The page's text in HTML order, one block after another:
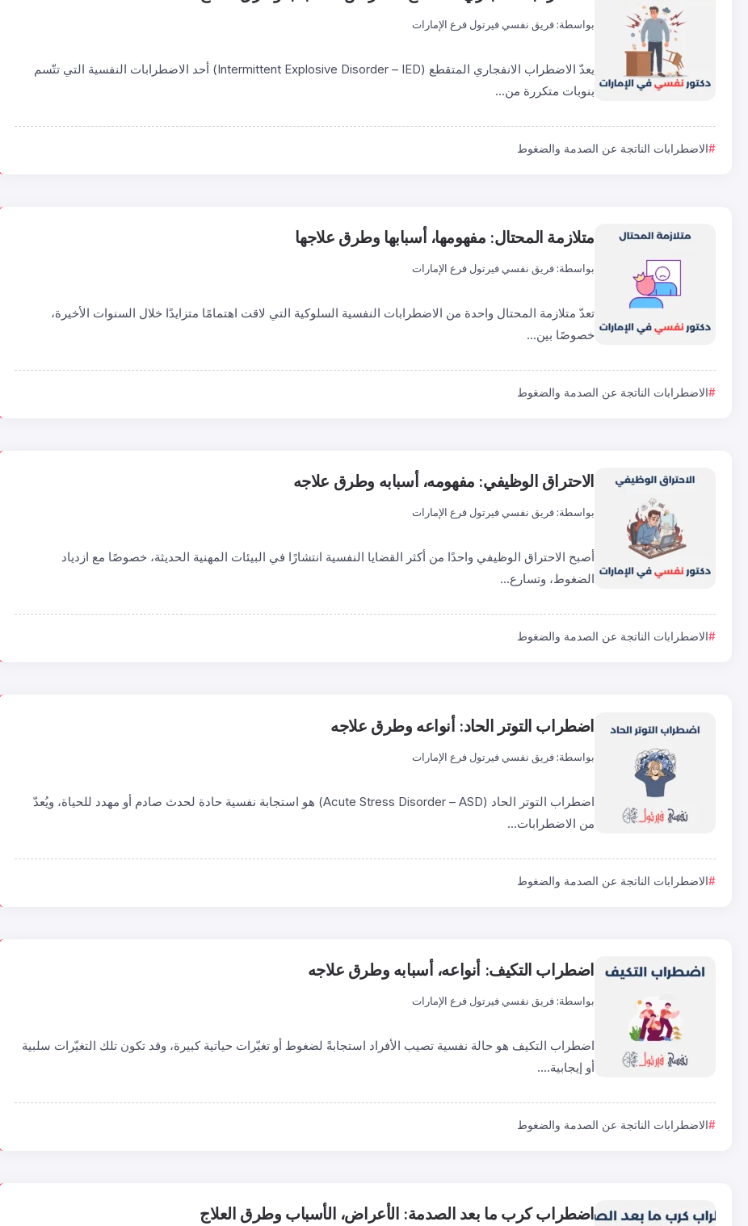
بواسطة: فريق نفسي فيرتول فرع الإمارات
يعدّ الاضطراب الانفجاري المتقطع (Intermittent Explosive Disorder – IED) أحد الاضطرابات النفسية التي تتّسم
بنوبات متكررة من...
الاضطرابات الناتجة عن الصدمة والضغوط
متلازمة المحتال: مفهومها، أسبابها وطرق علاجها
بواسطة: فريق نفسي فيرتول فرع الإمارات
تعدّ متلازمة المحتال واحدة من الاضطرابات النفسية السلوكية التي لاقت اهتمامًا متزايدًا خلال السنوات الأخيرة،
خصوصًا بين...
الاضطرابات الناتجة عن الصدمة والضغوط
الاحتراق الوظيفي: مفهومه، أسبابه وطرق علاجه
بواسطة: فريق نفسي فيرتول فرع الإمارات
أصبح الاحتراق الوظيفي واحدًا من أكثر القضايا النفسية انتشارًا في البيئات المهنية الحديثة، خصوصًا مع ازدياد
الضغوط، وتسارع...
الاضطرابات الناتجة عن الصدمة والضغوط
اضطراب التوتر الحاد: أنواعه وطرق علاجه
بواسطة: فريق نفسي فيرتول فرع الإمارات
اضطراب التوتر الحاد (Acute Stress Disorder – ASD) هو استجابة نفسية حادة لحدث صادم أو مهدد للحياة، ويُعدّ
من الاضطرابات...
الاضطرابات الناتجة عن الصدمة والضغوط
اضطراب التكيف: أنواعه، أسبابه وطرق علاجه
بواسطة: فريق نفسي فيرتول فرع الإمارات
اضطراب التكيف هو حالة نفسية تصيب الأفراد استجابةً لضغوط أو تغيّرات حياتية كبيرة، وقد تكون تلك التغيّرات سلبية
أو إيجابية....
الاضطرابات الناتجة عن الصدمة والضغوط
اضطراب كرب ما بعد الصدمة: الأعراض، الأسباب وطرق العلاج